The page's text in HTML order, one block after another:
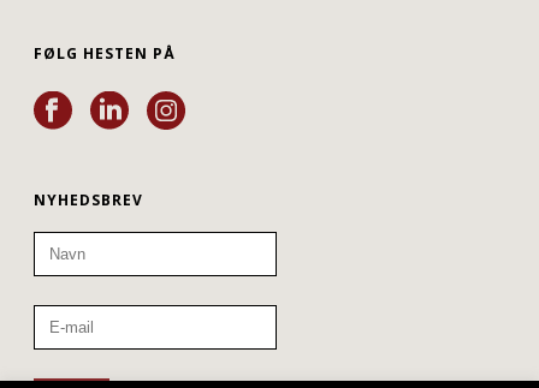
FØLG HESTEN PÅ
NYHEDSBREV